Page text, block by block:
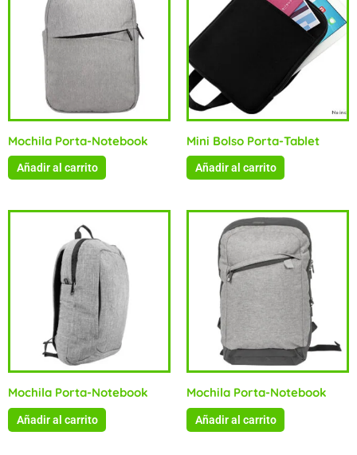
Mochila Porta-Notebook
Añadir al carrito
Mini Bolso Porta-Tablet
Añadir al carrito
Mochila Porta-Notebook
Añadir al carrito
Mochila Porta-Notebook
Añadir al carrito